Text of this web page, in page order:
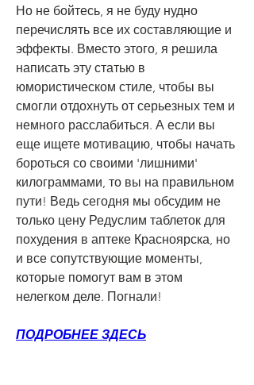
Но не бойтесь, я не буду нудно
перечислять все их составляющие и
эффекты. Вместо этого, я решила
написать эту статью в
юмористическом стиле, чтобы вы
смогли отдохнуть от серьезных тем и
немного расслабиться. А если вы
еще ищете мотивацию, чтобы начать
бороться со своими 'лишними'
килограммами, то вы на правильном
пути! Ведь сегодня мы обсудим не
только цену Редуслим таблеток для
похудения в аптеке Красноярска, но
и все сопутствующие моменты,
которые помогут вам в этом
нелегком деле. Погнали!
ПОДРОБНЕЕ ЗДЕСЬ